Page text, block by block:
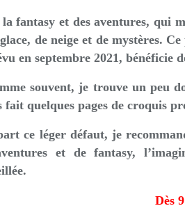
la fantasy et des aventures, qui
de neige et de mystères.
en septembre 2021, bénéficie
souvent, je trouve un peu
fait quelques pages de croquis
ce léger défaut, je
et de fantasy,
Dès